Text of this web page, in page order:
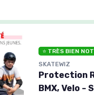
⭐ TRÈS BIEN
SKATEWIZ
Protection
BMX, Velo